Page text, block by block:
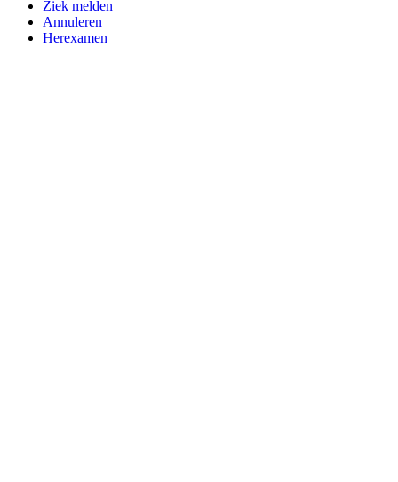
Ziek melden
Annuleren
Herexamen